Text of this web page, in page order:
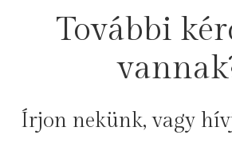
További
Írjon nekünk, vagy